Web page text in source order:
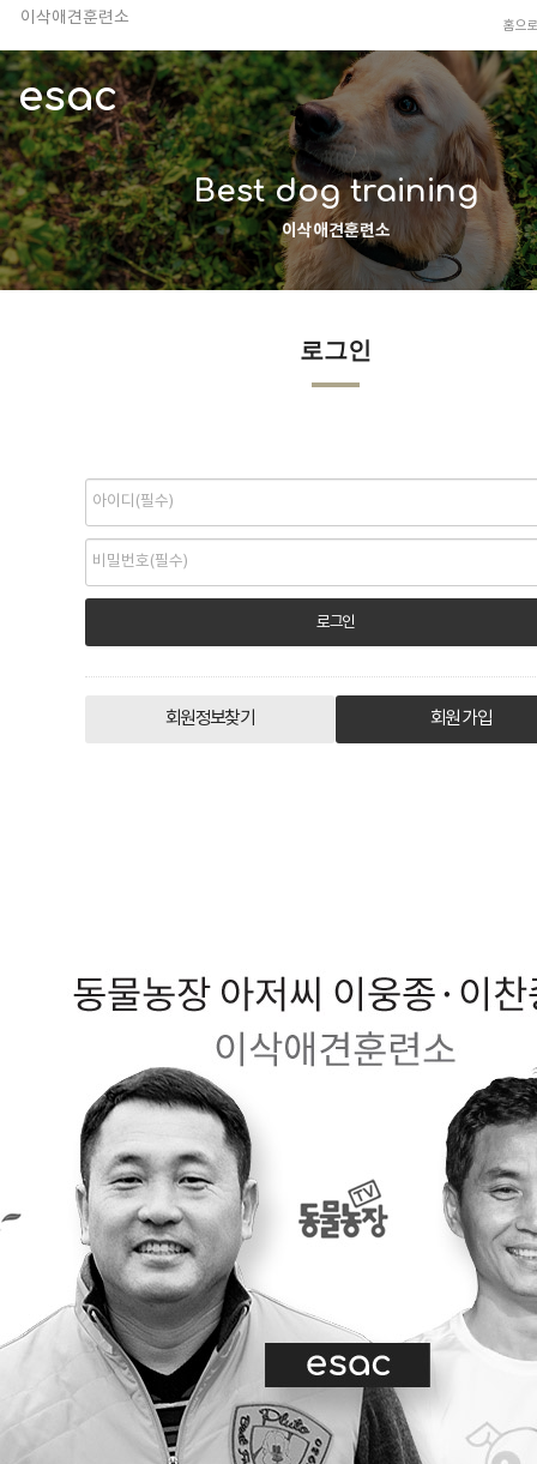
이삭애견훈련소
안전하고 행복한 펫티켓 선도!
경기도 화성시 봉담읍 위치
이찬종, 이웅종 소장 소개
홈으로
esac
Best dog training
이삭애견훈련소
로그인
회원정보찾기 회원 가입